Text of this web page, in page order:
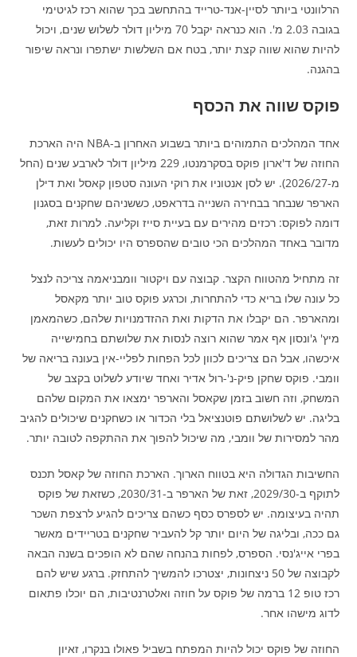
הרלוונטי ביותר לסיין-אנד-טרייד בהתחשב בכך שהוא רכז לגיטימי
בגובה 2.03 מ'. הוא כנראה יקבל 70 מיליון דולר לשלוש שנים, ויכול
להיות שהוא שווה קצת יותר, בטח אם השלשות ישתפרו ונראה שיפור
בהגנה.
פוקס שווה את הכסף
אחד המהלכים התמוהים ביותר בשבוע האחרון ב-NBA היה הארכת
החוזה של ד'ארון פוקס בסקרמנטו, 229 מיליון דולר לארבע שנים (החל
מ-2026/27). יש לסן אנטוניו את רוקי העונה סטפון קאסל ואת דילן
הארפר שנבחר בבחירה השנייה בדראפט, כששניהם שחקנים בסגנון
דומה לפוקס: רכזים מהירים עם בעיית סייז וקליעה. למרות זאת,
מדובר באחד המהלכים הכי טובים שהספרס היו יכולים לעשות.
זה מתחיל מהטווח הקצר. קבוצה עם ויקטור וומבניאמה צריכה לנצל
כל עונה שלו בריא כדי להתחרות, וכרגע פוקס טוב יותר מקאסל
ומהארפר. הם יקבלו את הדקות ואת ההזדמנויות שלהם, כשהמאמן
מיץ' ג'ונסון אף אמר שהוא רוצה לנסות את שלושתם בחמישייה
איכשהו, אבל הם צריכים לכוון לכל הפחות לפליי-אין בעונה בריאה של
וומבי. פוקס שחקן פיק-נ'-רול אדיר ואחד שיודע לשלוט בקצב של
המשחק, וזה חשוב בזמן שקאסל והארפר ימצאו את המקום שלהם
בליגה. יש לשלושתם פוטנציאל בלי הכדור או כשחקנים שיכולים להגיב
מהר למסירות של וומבי, מה שיכול להפוך את ההתקפה לטובה יותר.
החשיבות הגדולה היא בטווח הארוך. הארכת החוזה של קאסל תכנס
לתוקף ב-2029/30, זאת של הארפר ב-2030/31, כשזאת של פוקס
תהיה בעיצומה. יש לספרס כסף כשהם צריכים להגיע לרצפת השכר
גם ככה, ובליגה של היום יותר קל להעביר שחקנים בטריידים מאשר
בפרי אייג'נסי. הספרס, לפחות בהנחה שהם לא הופכים בשנה הבאה
לקבוצה של 50 ניצחונות, יצטרכו להמשיך להתחזק. ברגע שיש להם
רכז טופ 12 ברמה של פוקס על חוזה ואלטרנטיבות, הם יוכלו פתאום
לדוג מישהו אחר.
החוזה של פוקס יכול להיות המפתח בשביל פאולו בנקרו, זאיון